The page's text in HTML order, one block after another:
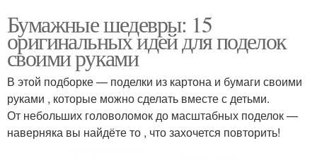
Бумажные шедевры: 15
оригинальных идей для поделок
своими руками
В этой подборке — поделки из картона и бумаги своими
руками , которые можно сделать вместе с детьми.
От небольших головоломок до масштабных поделок —
наверняка вы найдёте то , что захочется повторить!